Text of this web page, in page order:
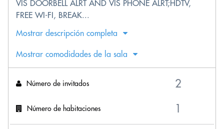
VIS DOORBELL ALRT AND VIS PHONE ALRT;HDTV,
FREE WI-FI, BREAK...
Mostrar descripción completa
Mostrar comodidades de la sala
Número de invitados
Número de habitaciones